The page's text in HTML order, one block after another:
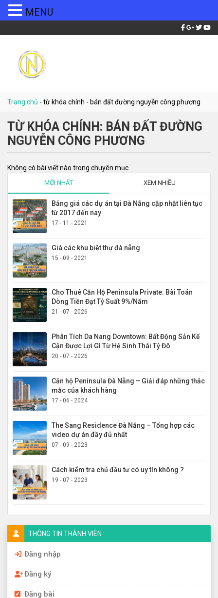
Trang chủ - từ khóa chính - bán đất đường nguyễn công phương
TỪ KHÓA CHÍNH: BÁN ĐẤT ĐƯỜNG
NGUYỄN CÔNG PHƯƠNG
Không có bài viết nào trong chuyên mục
MỚI NHẤT XEM NHIỀU
Bảng giá các dự án tại Đà Nẵng cập nhật liên tục
từ 2017 đến nay
17 - 11 - 2021
Giá các khu biệt thự đà nẵng
15 - 09 - 2021
Cho Thuê Căn Hộ Peninsula Private: Bài Toán
Dòng Tiền Đạt Tỷ Suất 9%/Năm
21 - 07 - 2026
Phân Tích Da Nang Downtown: Bất Động Sản Kế
Cận Được Lợi Gì Từ Hệ Sinh Thái Tỷ Đô
20 - 07 - 2026
Căn hộ Peninsula Đà Nẵng – Giải đáp những thắc
mắc của khách hàng
17 - 06 - 2024
The Sang Residence Đà Nẵng – Tổng hợp các
video dự án đầy đủ nhất
07 - 09 - 2023
Cách kiểm tra chủ đầu tư có uy tín không ?
19 - 07 - 2023
THÔNG TIN THÀNH VIÊN
Đăng nhập
Đăng ký
Đăng bài
MENU